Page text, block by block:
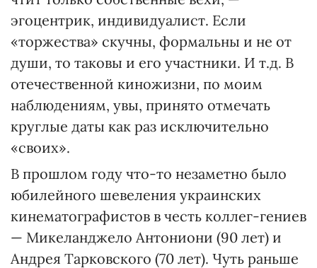
эгоцентрик, индивидуалист. Если
«торжества» скучны, формальны и не от
души, то таковы и его участники. И т.д. В
отечественной киножизни, по моим
наблюдениям, увы, принято отмечать
круглые даты как раз исключительно
«своих».
В прошлом году что-то незаметно было
юбилейного шевеления украинских
кинематографистов в честь коллег-гениев
— Микеланджело Антониони (90 лет) и
Андрея Тарковского (70 лет). Чуть раньше